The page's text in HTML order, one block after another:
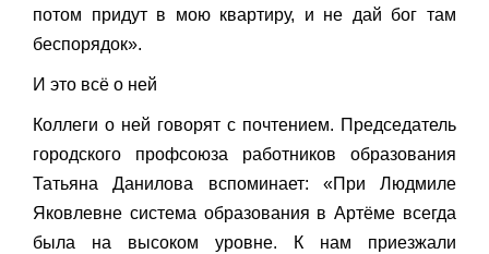
потом придут в мою квартиру, и не дай бог там
беспорядок».
И это всё о ней
Коллеги о ней говорят с почтением. Председатель
городского профсоюза работников образования
Татьяна Данилова вспоминает: «При Людмиле
Яковлевне система образования в Артёме всегда
была на высоком уровне. К нам приезжали